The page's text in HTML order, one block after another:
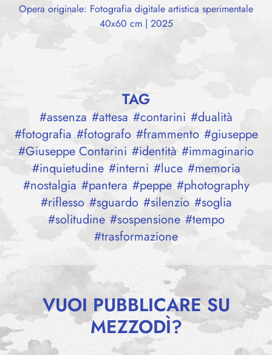
Opera originale: Fotografia digitale artistica sperimentale
40x60 cm | 2025
TAG
#assenza #attesa #contarini #dualità
#fotografia #fotografo #frammento #giuseppe
#Giuseppe Contarini #identità #immaginario
#inquietudine #interni #luce #memoria
#nostalgia #pantera #peppe #photography
#riflesso #sguardo #silenzio #soglia
#solitudine #sospensione #tempo
#trasformazione
VUOI PUBBLICARE SU
MEZZODÌ?